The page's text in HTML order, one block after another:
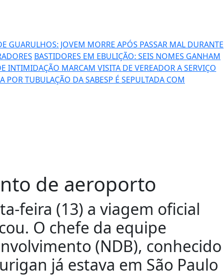
GUARULHOS: JOVEM MORRE APÓS PASSAR MAL DURANTE
BASTIDORES EM EBULIÇÃO: SEIS NOMES GANHAM
INTIMIDAÇÃO MARCAM VISITA DE VEREADOR A SERVIÇO
TUBULAÇÃO DA SABESP É SEPULTADA COM
de aeroporto
feira (13) a viagem oficial
O chefe da equipe
(NDB), conhecido
já estava em São Paulo